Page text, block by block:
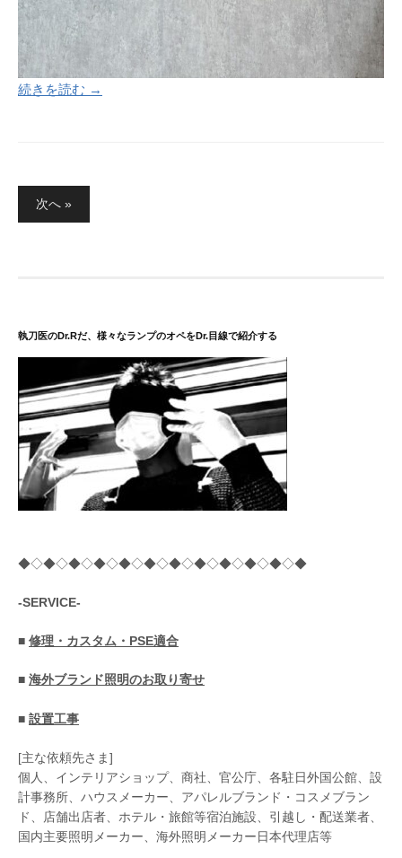
続きを読む →
り
次へ »
執刀医のDr.Rだ、様々なランプのオペをDr.目線で紹介する
◆◇◆◇◆◇◆◇◆◇◆◇◆◇◆◇◆◇◆◇◆◇◆
-SERVICE-
■ 修理・カスタム・PSE適合
■ 海外ブランド照明のお取り寄せ
■ 設置工事
[主な依頼先さま]
個人、インテリアショップ、商社、官公庁、各駐日外国公館、設
計事務所、ハウスメーカー、アパレルブランド・コスメブラン
ド、店舗出店者、ホテル・旅館等宿泊施設、引越し・配送業者、
国内主要照明メーカー、海外照明メーカー日本代理店等